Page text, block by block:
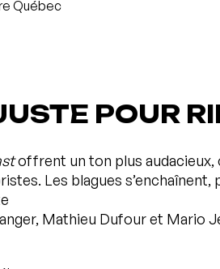
Québec
POUR
offrent un ton plus audacieux,
Les blagues
Mathieu Dufour et Mario